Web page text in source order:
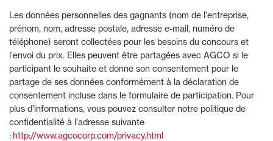
Les données personnelles des gagnants (nom de l'entreprise,
prénom, nom, adresse postale, adresse e-mail, numéro de
téléphone) seront collectées pour les besoins du concours et
l'envoi du prix. Elles peuvent être partagées avec AGCO si le
participant le souhaite et donne son consentement pour le
partage de ses données conformément à la déclaration de
consentement incluse dans le formulaire de participation. Pour
plus d'informations, vous pouvez consulter notre politique de
confidentialité à l'adresse suivante
:http://www.agcocorp.com/privacy.html